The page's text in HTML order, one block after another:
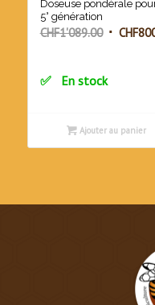
Doseuse pondérale
5° génération
CHF1'089.00 Le
était :
CHF
En stock
Ajouter au panier